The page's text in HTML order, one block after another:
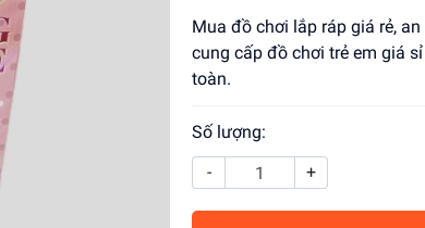
Mua đồ chơi lắp ráp giá rẻ,
cung cấp đồ chơi trẻ em giá
toàn.
Số lượng:
-
+